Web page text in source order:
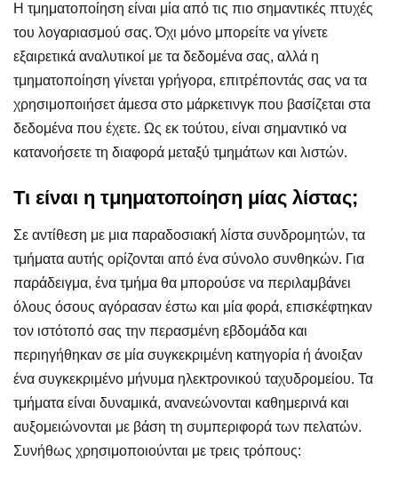
Η τμηματοποίηση είναι μία από τις πιο σημαντικές πτυχές
του λογαριασμού σας. Όχι μόνο μπορείτε να γίνετε
εξαιρετικά αναλυτικοί με τα δεδομένα σας, αλλά η
τμηματοποίηση γίνεται γρήγορα, επιτρέποντάς σας να τα
χρησιμοποιήσετ άμεσα στο μάρκετινγκ που βασίζεται στα
δεδομένα που έχετε. Ως εκ τούτου, είναι σημαντικό να
κατανοήσετε τη διαφορά μεταξύ τμημάτων και λιστών.
Τι είναι η τμηματοποίηση μίας λίστας;
Σε αντίθεση με μια παραδοσιακή λίστα συνδρομητών, τα
τμήματα αυτής ορίζονται από ένα σύνολο συνθηκών. Για
παράδειγμα, ένα τμήμα θα μπορούσε να περιλαμβάνει
όλους όσους αγόρασαν έστω και μία φορά, επισκέφτηκαν
τον ιστότοπό σας την περασμένη εβδομάδα και
περιηγήθηκαν σε μία συγκεκριμένη κατηγορία ή άνοιξαν
ένα συγκεκριμένο μήνυμα ηλεκτρονικού ταχυδρομείου. Τα
τμήματα είναι δυναμικά, ανανεώνονται καθημερινά και
αυξομειώνονται με βάση τη συμπεριφορά των πελατών.
Συνήθως χρησιμοποιούνται με τρεις τρόπους: